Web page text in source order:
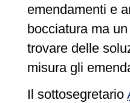
emendamenti e
bocciatura ma
trovare delle
misura gli
Il sottosegretario